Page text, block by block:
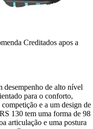
Creditados apos a
de alto nível
para o conforto,
e a um design de
130 tem uma forma de 98
articulação e uma postura